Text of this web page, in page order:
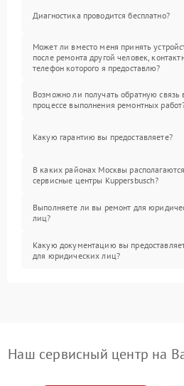
Диагностика проводится бесплатно?
Может ли вместо меня принять
после ремонта другой человек,
телефон которого я предоставлю?
Возможно ли получать обратную связь
процессе выполнения ремонтных
Какую гарантию вы предоставляете?
В каких районах Москвы располагаются
сервисные центры Kuppersbusch?
Выполняете ли вы ремонт для
лиц?
Какую документацию вы
для юридических лиц?
Наш сервисный центр на